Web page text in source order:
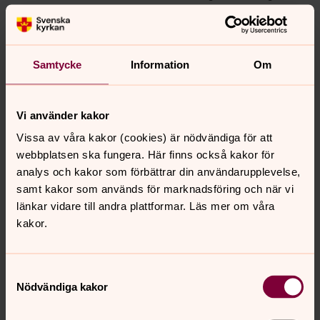
Samtycke Information Om
Vi använder kakor
Vissa av våra kakor (cookies) är nödvändiga för att
webbplatsen ska fungera. Här finns också kakor för
analys och kakor som förbättrar din användarupplevelse,
samt kakor som används för marknadsföring och när vi
länkar vidare till andra plattformar. Läs mer om våra
kakor.
Nödvändiga kakor
Uppgifter om eventuell fadder.
dopsamtalet och bevaras i dopboken för historiska
ändamål. Registreringen utförs med stöd av
att dokumentera barnets fadder. Bevarandet sker
därefter med stöd av arkivändamål av allmänt intresse.
Vilka personuppgifter behandlar vi?
Anmälan till dop görs vanligtvis via telefon eller e-post.
Personuppgifterna lämnas av den som gör dopanmälan.
För vårdnadshavare rör det sig vanligtvis om namn,
För barn rör det sig om namn, personnummer, datum för